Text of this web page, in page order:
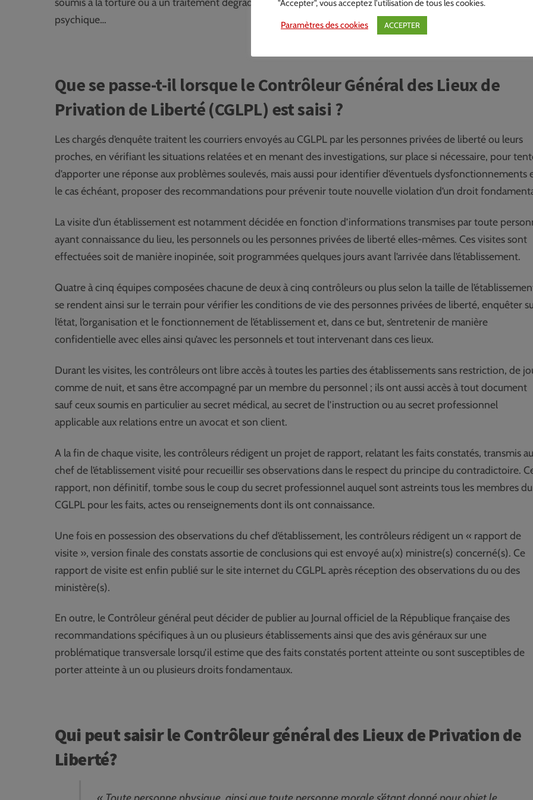
psychique…
Que se passe-t-il lorsque le Contrôleur Général des Lieux de
Privation de Liberté (CGLPL) est saisi ?
Les chargés d’enquête traitent les courriers envoyés au CGLPL par les personnes privées de liberté ou leurs
proches, en vérifiant les situations relatées et en menant des investigations, sur place si nécessaire, pour
d’apporter une réponse aux problèmes soulevés, mais aussi pour identifier d’éventuels dysfonctionnements
le cas échéant, proposer des recommandations pour prévenir toute nouvelle violation d’un droit
La visite d’un établissement est notamment décidée en fonction d’informations transmises par toute
ayant connaissance du lieu, les personnels ou les personnes privées de liberté elles-mêmes. Ces visites sont
effectuées soit de manière inopinée, soit programmées quelques jours avant l’arrivée dans l’établissement.
Quatre à cinq équipes composées chacune de deux à cinq contrôleurs ou plus selon la taille de
se rendent ainsi sur le terrain pour vérifier les conditions de vie des personnes privées de liberté, enquêter
l’état, l’organisation et le fonctionnement de l’établissement et, dans ce but, s’entretenir de manière
confidentielle avec elles ainsi qu’avec les personnels et tout intervenant dans ces lieux.
Durant les visites, les contrôleurs ont libre accès à toutes les parties des établissements sans restriction, de
comme de nuit, et sans être accompagné par un membre du personnel ; ils ont aussi accès à tout document
sauf ceux soumis en particulier au secret médical, au secret de l’instruction ou au secret professionnel
applicable aux relations entre un avocat et son client.
A la fin de chaque visite, les contrôleurs rédigent un projet de rapport, relatant les faits constatés, transmis au
chef de l’établissement visité pour recueillir ses observations dans le respect du principe du contradictoire.
rapport, non définitif, tombe sous le coup du secret professionnel auquel sont astreints tous les membres du
CGLPL pour les faits, actes ou renseignements dont ils ont connaissance.
Une fois en possession des observations du chef d’établissement, les contrôleurs rédigent un « rapport de
visite », version finale des constats assortie de conclusions qui est envoyé au(x) ministre(s) concerné(s). Ce
rapport de visite est enfin publié sur le site internet du CGLPL après réception des observations du ou des
ministère(s).
En outre, le Contrôleur général peut décider de publier au Journal officiel de la République française des
recommandations spécifiques à un ou plusieurs établissements ainsi que des avis généraux sur une
problématique transversale lorsqu’il estime que des faits constatés portent atteinte ou sont susceptibles de
porter atteinte à un ou plusieurs droits fondamentaux.
Qui peut saisir le Contrôleur général des Lieux de Privation de
Liberté?
"Accepter", vous acceptez l'utilisation de tous les cookies.
Paramètres des cookies ACCEPTER